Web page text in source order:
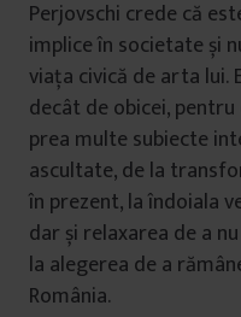
Perjovschi crede că
implice în societate și
viața civică de arta lui.
decât de obicei,
prea multe subiecte
ascultate, de la
în prezent, la îndoiala
dar și relaxarea de a
la alegerea de a
România.